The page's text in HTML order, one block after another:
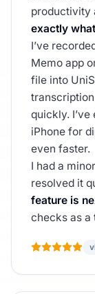
productivity
exactly
I’ve
Memo app
file into
quickly.
iPhone for
even faster.
I had a
resolved it
feature is
checks as a